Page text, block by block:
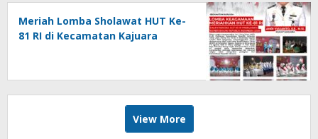
Meriah Lomba Sholawat HUT Ke-
81 RI di Kecamatan Kajuara
View More